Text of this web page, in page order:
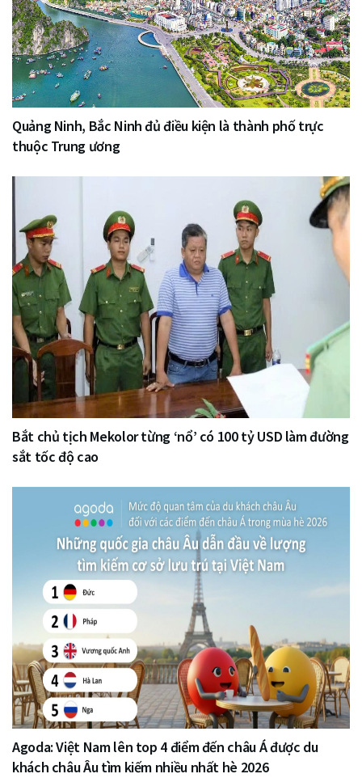
Quảng Ninh, Bắc Ninh đủ điều kiện là thành phố trực
thuộc Trung ương
Bắt chủ tịch Mekolor từng ‘nổ’ có 100 tỷ USD làm đường
sắt tốc độ cao
Agoda: Việt Nam lên top 4 điểm đến châu Á được du
khách châu Âu tìm kiếm nhiều nhất hè 2026